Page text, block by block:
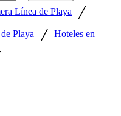
Línea de Playa /
Playa / Hoteles en